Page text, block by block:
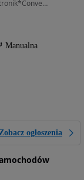
1999 cm3 • 145 KM • 2.0*145KM*Nawigacja*Parktronik*Convers*Alufelgi*Kubełki
Manualna
Zobacz ogłoszenia